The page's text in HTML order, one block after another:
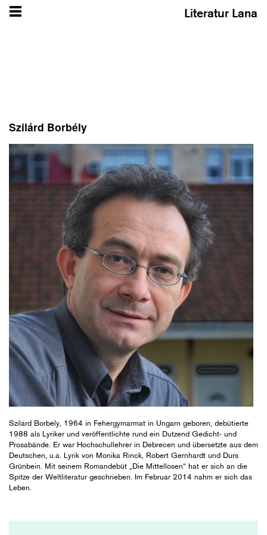
Szilárd Borbély
Szilárd Borbély, 1964 in Fehérgymarmat in Ungarn geboren, debütierte
1988 als Lyriker und veröffentlichte rund ein Dutzend Gedicht- und
Prosabände. Er war Hochschullehrer in Debrecen und übersetzte aus dem
Deutschen, u.a. Lyrik von Monika Rinck, Robert Gernhardt und Durs
Grünbein. Mit seinem Romandebüt „Die Mittellosen“ hat er sich an die
Spitze der Weltliteratur geschrieben. Im Februar 2014 nahm er sich das
Leben.
Literatur Lana